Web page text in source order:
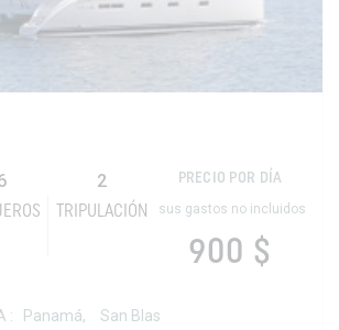
2
TRIPULACIÓN
PRECIO POR DÍA
sus gastos no incluidos
900 $
: Panamá, San Blas